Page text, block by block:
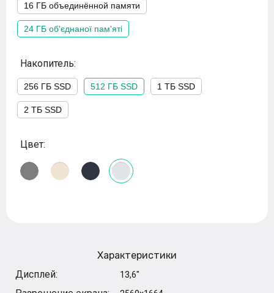
16 ГБ объединённой памяти
24 ГБ об'єднаної пам'яті
Накопитель:
256 ГБ SSD 512 ГБ SSD 1 ТБ SSD
2 ТБ SSD
Цвет:
Характеристики
Дисплей:
13,6"